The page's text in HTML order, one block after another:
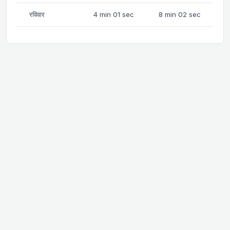
रविवार 4 min 01 sec 8 min 02 sec